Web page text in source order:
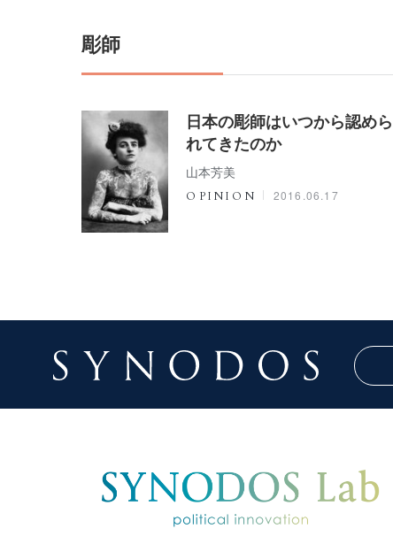
彫師
日本の彫師はいつから認めら
れてきたのか
山本芳美
OPINION 2016.06.17